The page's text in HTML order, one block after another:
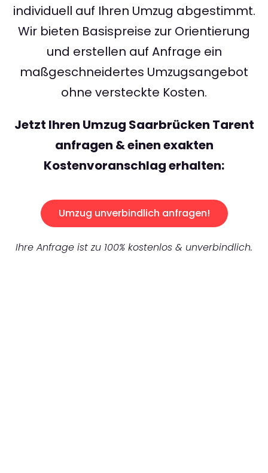
individuell auf Ihren Umzug abgestimmt.
Wir bieten Basispreise zur Orientierung
und erstellen auf Anfrage ein
maßgeschneidertes Umzugsangebot
ohne versteckte Kosten.
Jetzt Ihren Umzug Saarbrücken Tarent
anfragen & einen exakten
Kostenvoranschlag erhalten:
Umzug unverbindlich anfragen!
Ihre Anfrage ist zu 100% kostenlos & unverbindlich.